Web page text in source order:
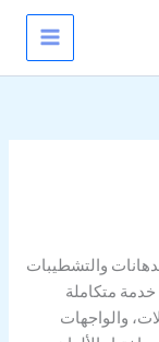
والتشطيبات
متكاملة
والواجهات